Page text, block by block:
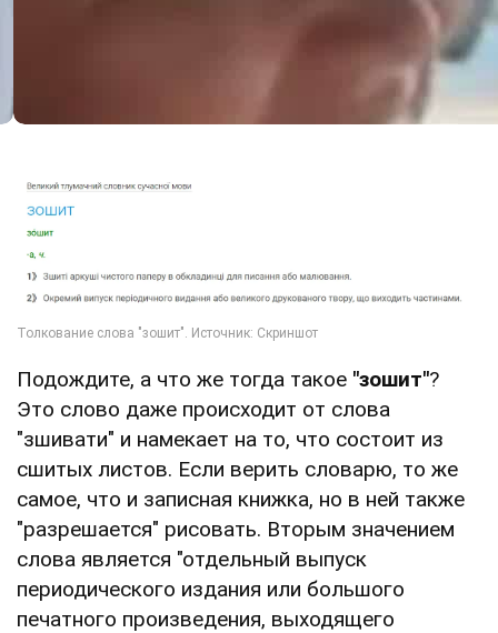
Подождите, а что же тогда такое "зошит"?
Это слово даже происходит от слова
"зшивати" и намекает на то, что состоит из
сшитых листов. Если верить словарю, то же
самое, что и записная книжка, но в ней также
"разрешается" рисовать. Вторым значением
слова является "отдельный выпуск
периодического издания или большого
печатного произведения, выходящего